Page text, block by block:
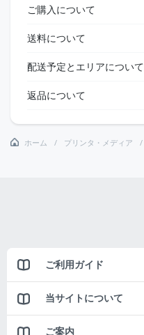
ご購入について
送料について
配送予定とエリアについて
返品について
ホーム プリンタ・メディア
ご利用ガイド
当サイトについて
ご案内